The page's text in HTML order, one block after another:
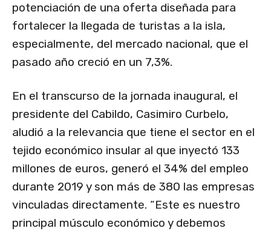
potenciación de una oferta diseñada para
fortalecer la llegada de turistas a la isla,
especialmente, del mercado nacional, que el
pasado año creció en un 7,3%.
En el transcurso de la jornada inaugural, el
presidente del Cabildo, Casimiro Curbelo,
aludió a la relevancia que tiene el sector en el
tejido económico insular al que inyectó 133
millones de euros, generó el 34% del empleo
durante 2019 y son más de 380 las empresas
vinculadas directamente. “Este es nuestro
principal músculo económico y debemos